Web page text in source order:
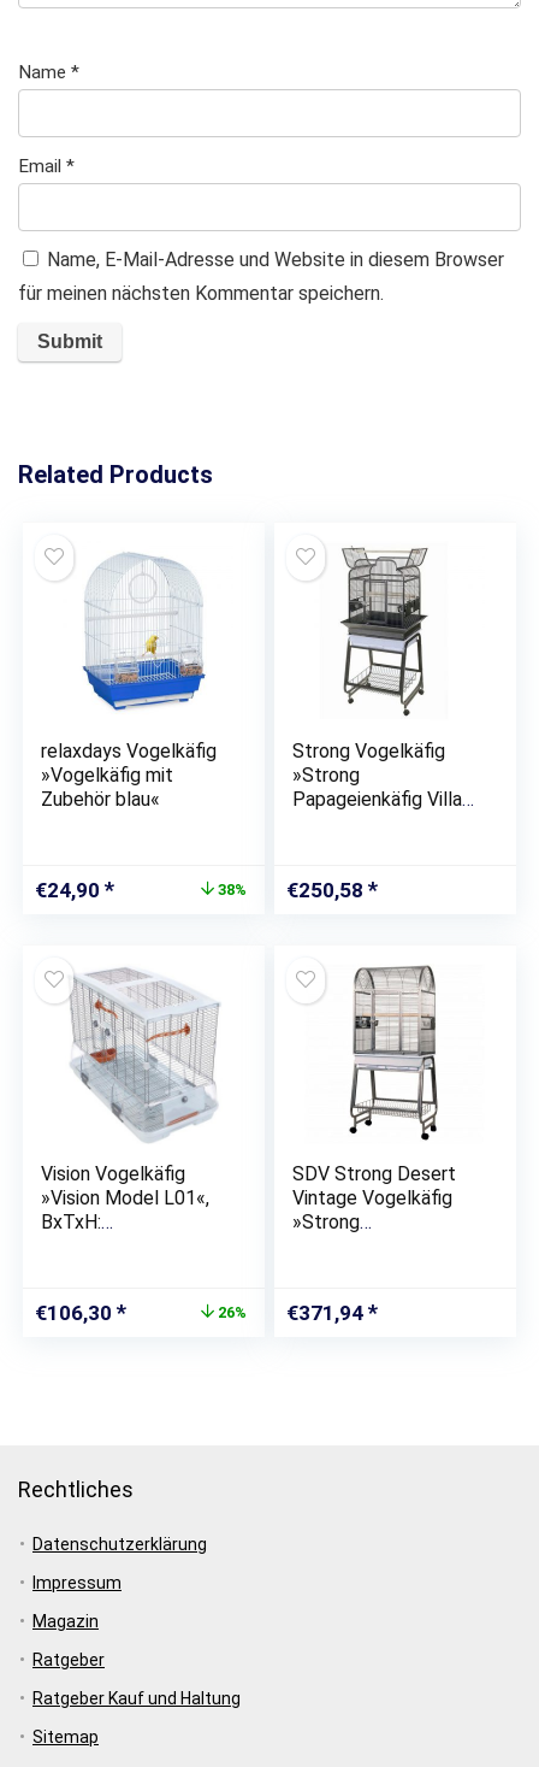
Name *
Email *
Name, E-Mail-Adresse und Website in diesem Browser
für meinen nächsten Kommentar speichern.
Related Products
relaxdays Vogelkäfig
»Vogelkäfig mit
Zubehör blau«
Ursprünglicher
€24,90
Aktueller
38%
Strong Vogelkäfig
»Strong
Papageienkäfig Villa
€250,58
Vision Vogelkäfig
»Vision Model L01«,
BxTxH:
Ursprünglicher
€106,30
Aktueller26%
SDV Strong Desert
Vintage Vogelkäfig
»Strong
€371,94
Rechtliches
Datenschutzerklärung
Impressum
Magazin
Ratgeber
Ratgeber Kauf und Haltung
Sitemap